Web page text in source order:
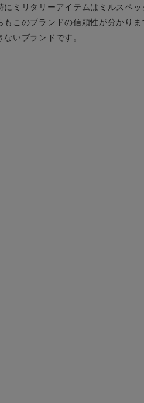
ミリタリーアイテムはミルスペッ
このブランドの信頼性が分かりま
いブランドです。